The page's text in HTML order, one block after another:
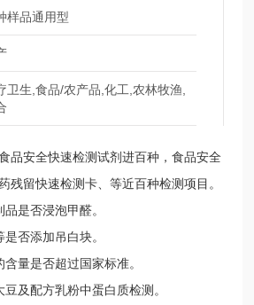
样品通用型
卫生,食品/农产品,化工,农林牧渔,
品安全快速检测试剂进百种，食品安全
残留快速检测卡、等近百种检测项目。
是否浸泡甲醛。
否添加吊白块。
量是否超过国家标准。
及配方乳粉中蛋白质检测。